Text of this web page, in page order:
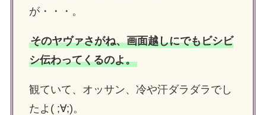
が・・・。
そのヤヴァさがね、画面越しにでもビシビ
シ伝わってくるのよ。
観ていて、オッサン、冷や汗ダラダラでし
たよ( ;∀;)。